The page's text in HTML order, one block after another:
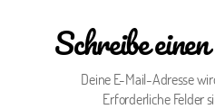
Schreibe
Deine E-Mail-Adresse
Erforderliche Felder